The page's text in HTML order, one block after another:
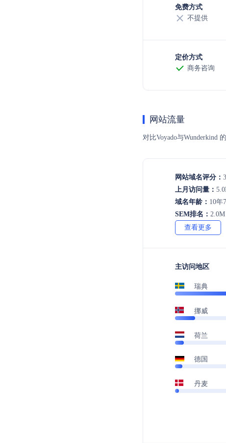
免费方式
不提供
定价方式
商务咨询
网站流量
对比Voyado与Wunderkind
网站域名评分：
上月访问量：
域名年龄： 10年
SEM排名： 2.0M
查看更多
主访问地区
瑞典
挪威
荷兰
德国
丹麦